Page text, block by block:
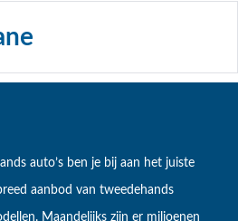
auto’s ben je bij aan het juiste
aanbod van tweedehands
Maandelijks zijn er miljoenen